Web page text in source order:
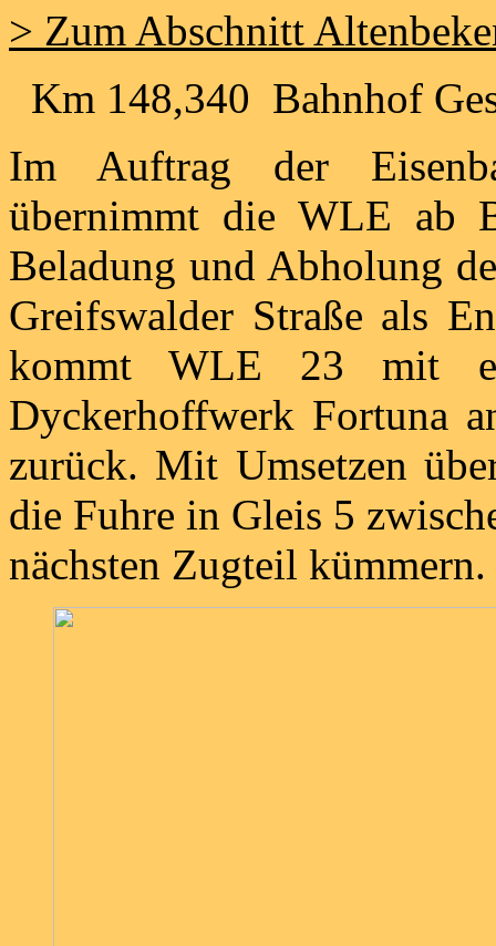
> Zum Abschnitt
Km 148,340 Bahnhof
Im Auftrag der
übernimmt die WLE ab
Beladung und Abholung
Greifswalder Straße als
kommt WLE 23 mit
Dyckerhoffwerk Fortuna
zurück. Mit Umsetzen
die Fuhre in Gleis 5
nächsten Zugteil kümmern.